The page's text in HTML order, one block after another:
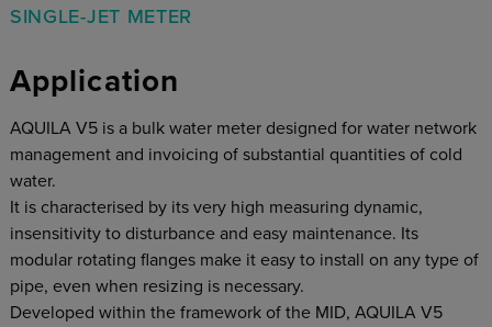
SINGLE-JET METER
Application
AQUILA V5 is a bulk water meter designed for water network
management and invoicing of substantial quantities of cold
water.
It is characterised by its very high measuring dynamic,
insensitivity to disturbance and easy maintenance. Its
modular rotating flanges make it easy to install on any type of
pipe, even when resizing is necessary.
Developed within the framework of the MID, AQUILA V5